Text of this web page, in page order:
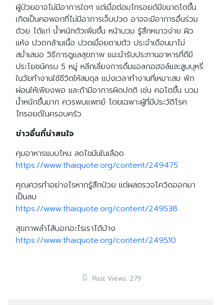
ผู้ป่วยอาจไม่มีอาการใดๆ แต่เมื่อต่อมไทรอยด์มีขนาดโตขึ้น
เกิดเป็นคอพอกที่ไม่มีอาการเจ็บปวด อาจจะมีอาการอื่นร่วม
ด้วย ได้แก่ น้ำหนักตัวเพิ่มขึ้น หน้าบวม รู้สึกหนาวง่าย ผิว
แห้ง ปวดกล้ามเนื้อ ปวดเมื่อยตามตัว ประจำเดือนมาไม่
สม่ำเสมอ วิธีการดูแลสุขภาพ แนะนำรับประทานอาหารที่ดีมี
ประโยชน์ครบ 5 หมู่ หลีกเลี่ยงการดื่มแอลกอฮอล์และสูบบุหรี่
ในวัยทำงานใช้ชีวิตให้สมดุล แบ่งเวลาทำงานที่เหมาะสม พัก
ผ่อนให้เพียงพอ และถ้ามีอาการผิดปกติ เช่น คอโตขึ้น บวม
น้ำหนักขึ้นมาก ควรพบแพทย์ โดยเฉพาะผู้ที่มีประวัติโรค
ไทรอยด์ในครอบครัว.
ข่าวอื่นที่น่าสนใจ
คุมอาหารแบบไหน ลดไขมันในเลือด
https://www.thaiquote.org/content/249475
คุณควรทำอย่างไรหากรู้สึกป่วย แต่ผลตรวจโควิดออกมา
เป็นลบ
https://www.thaiquote.org/content/249538
สุขภาพลำไส้บอกอะไรเราได้บ้าง
https://www.thaiquote.org/content/249510
Post Views: 279